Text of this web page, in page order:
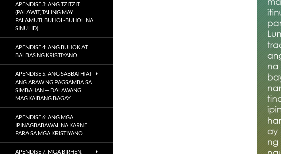
APENDISE 3: ANG TZITZIT
(PALAWIT, TALING MAY
PALAMUTI, BUHOL-BUHOL NA
SINULID)
APENDISE 4: ANG BUHOK AT
BALBAS NG KRISTIYANO
APENDISE 5: ANG SABBATH AT
ANG ARAW NG PAGSAMBA SA
SIMBAHAN — DALAWANG
MAGKAIBANG BAGAY
APENDISE 6: ANG MGA
IPINAGBABAWAL NA KARNE
PARA SA MGA KRISTIYANO
APENDISE 7: MGA BIRHEN,